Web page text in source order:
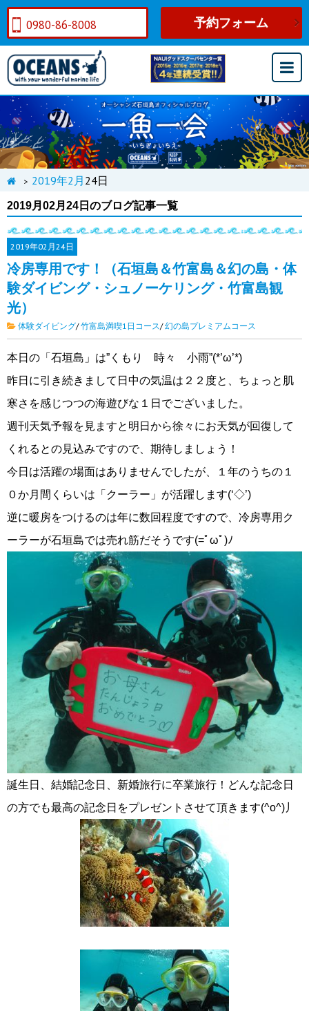
0980-86-8008 予約フォーム
> 2019年2月 24日
2019月02月24日のブログ記事一覧
2019年02月24日
冷房専用です！（石垣島＆竹富島＆幻の島・体
験ダイビング・シュノーケリング・竹富島観
光）
体験ダイビング/ 竹富島満喫1日コース/ 幻の島プレミアムコース
本日の「石垣島」は”くもり 時々 小雨”(*’ω’*)
昨日に引き続きまして日中の気温は２２度と、ちょっと肌
寒さを感じつつの海遊びな１日でございました。
週刊天気予報を見ますと明日から徐々にお天気が回復して
くれるとの見込みですので、期待しましょう！
今日は活躍の場面はありませんでしたが、１年のうちの１
０か月間くらいは「クーラー」が活躍します(‘◇’)ゞ
逆に暖房をつけるのは年に数回程度ですので、冷房専用ク
ーラーが石垣島では売れ筋だそうです(=ﾟωﾟ)ﾉ
誕生日、結婚記念日、新婚旅行に卒業旅行！どんな記念日
の方でも最高の記念日をプレゼントさせて頂きます(^o^)丿